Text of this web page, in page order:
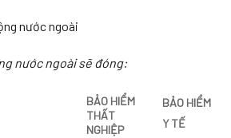
nước ngoài
nước ngoài sẽ đóng:
BẢO HIỂM
THẤT
NGHIỆP
BẢO HIỂM
Y TẾ